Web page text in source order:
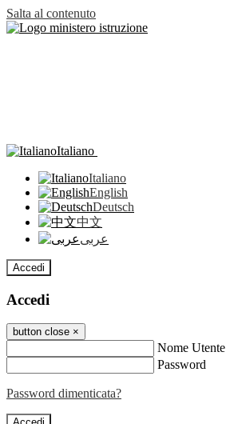
Salta al contenuto
Italiano
Italiano
English
Deutsch
中文
عربى
Accedi
Accedi
button close ×
Nome Utente
Password
Password dimenticata?